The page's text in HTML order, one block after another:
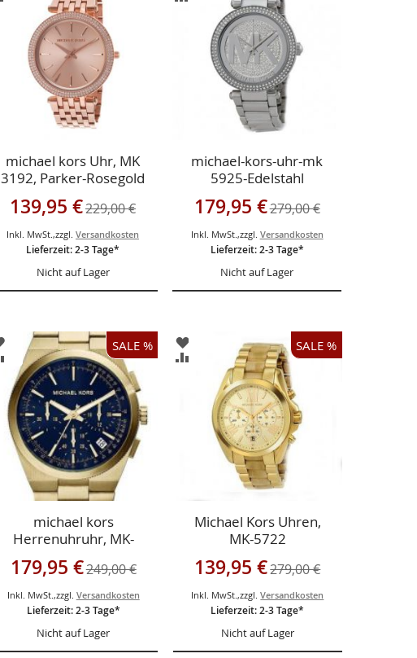
HINZUFÜGEN
VERGLEICHSLISTE
HINZUFÜGEN
michael kors Uhr, MK
3192, Parker-Rosegold
Sonderangebot
139,95 €229,00 €
Inkl. MwSt.,zzgl.Versandkosten
Lieferzeit: 2-3 Tage*
Nicht auf Lager
HINZUFÜGEN
VERGLEICHSLISTE
HINZUFÜGEN
michael-kors-uhr-mk
5925-Edelstahl
Sonderangebot
179,95 €279,00 €
Inkl. MwSt.,zzgl. Versandkosten
Lieferzeit: 2-3 Tage*
Nicht auf Lager
ZUR
WUNSCHLISTE
HINZUFÜGEN
ZUR
VERGLEICHSLISTE
HINZUFÜGEN
SALE %
michael kors
Herrenuhruhr, MK-
8338-Herren-
Chronograph
Sonderangebot
179,95 €249,00 €
Inkl. MwSt.,zzgl. Versandkosten
Lieferzeit: 2-3 Tage*
Nicht auf Lager
ZUR
WUNSCHLISTE
HINZUFÜGEN
ZUR
VERGLEICHSLISTE
HINZUFÜGEN
SALE %
Michael Kors Uhren,
MK-5722
Sonderangebot
139,95 €279,00 €
Inkl. MwSt.,zzgl.Versandkosten
Lieferzeit: 2-3 Tage*
Nicht auf Lager